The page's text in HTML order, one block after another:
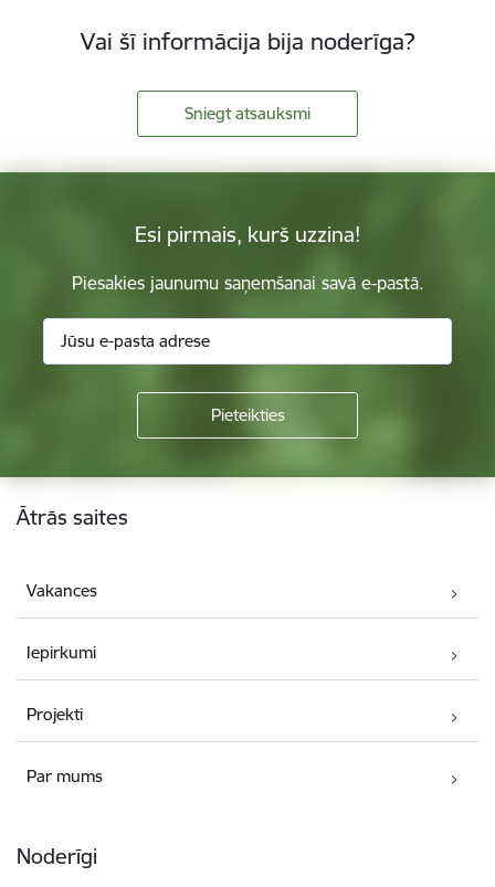
Vai šī informācija bija noderīga?
Sniegt atsauksmi
Esi pirmais, kurš uzzina!
Piesakies jaunumu saņemšanai savā e-pastā.
Kājene
Ātrās saites
Vakances
Iepirkumi
Projekti
Par mums
Noderīgi